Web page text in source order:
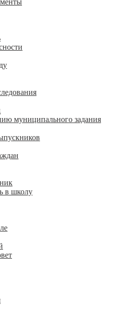
муниципального задания
в школу